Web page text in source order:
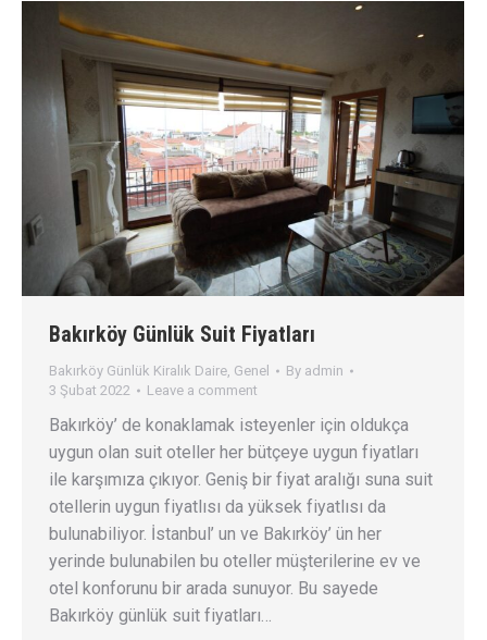
Bakırköy Günlük Suit Fiyatları
Bakırköy Günlük Kiralık Daire, Genel By admin
3 Şubat 2022
Leave a comment
Bakırköy’ de konaklamak isteyenler için oldukça
uygun olan suit oteller her bütçeye uygun fiyatları
ile karşımıza çıkıyor. Geniş bir fiyat aralığı suna suit
otellerin uygun fiyatlısı da yüksek fiyatlısı da
bulunabiliyor. İstanbul’ un ve Bakırköy’ ün her
yerinde bulunabilen bu oteller müşterilerine ev ve
otel konforunu bir arada sunuyor. Bu sayede
Bakırköy günlük suit fiyatları…